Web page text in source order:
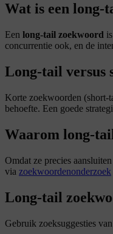
Wat is een long-
Een long-tail zoekwoord
concurrentie ook, en de
Long-tail versus
Korte zoekwoorden (short-
behoefte. Een goede
Waarom long-
Omdat ze precies
via zoekwoordenonderzoek
Long-tail
Gebruik zoeksuggesties